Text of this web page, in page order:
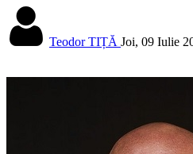
Teodor TIȚĂ Joi, 09 Iulie